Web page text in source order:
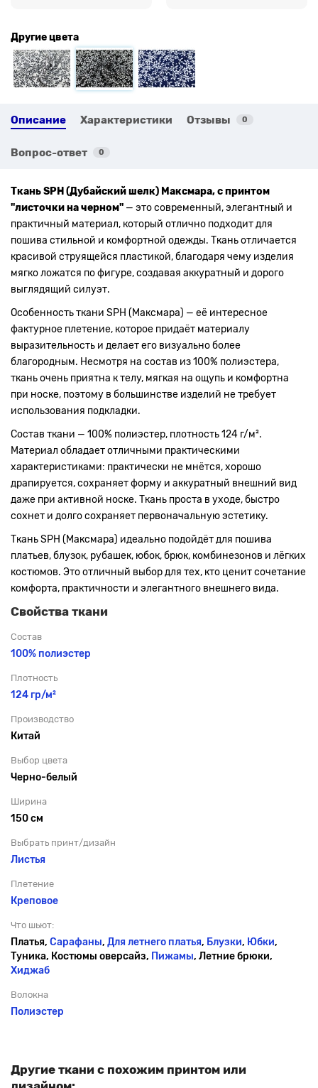
Другие цвета
Описание Характеристики Отзывы 0
Вопрос-ответ 0
Ткань SPH (Дубайский шелк) Максмара, с принтом
"листочки на черном" — это современный, элегантный и
практичный материал, который отлично подходит для
пошива стильной и комфортной одежды. Ткань отличается
красивой струящейся пластикой, благодаря чему изделия
мягко ложатся по фигуре, создавая аккуратный и дорого
выглядящий силуэт.
Особенность ткани SPH (Максмара) — её интересное
фактурное плетение, которое придаёт материалу
выразительность и делает его визуально более
благородным. Несмотря на состав из 100% полиэстера,
ткань очень приятна к телу, мягкая на ощупь и комфортна
при носке, поэтому в большинстве изделий не требует
использования подкладки.
Состав ткани — 100% полиэстер, плотность 124 г/м².
Материал обладает отличными практическими
характеристиками: практически не мнётся, хорошо
драпируется, сохраняет форму и аккуратный внешний вид
даже при активной носке. Ткань проста в уходе, быстро
сохнет и долго сохраняет первоначальную эстетику.
Ткань SPH (Максмара) идеально подойдёт для пошива
платьев, блузок, рубашек, юбок, брюк, комбинезонов и лёгких
костюмов. Это отличный выбор для тех, кто ценит сочетание
комфорта, практичности и элегантного внешнего вида.
Свойства ткани
Состав
100% полиэстер
Плотность
124 гр/м²
Производство
Китай
Выбор цвета
Черно-белый
Ширина
150 см
Выбрать принт/дизайн
Листья
Плетение
Креповое
Что шьют:
Платья, Сарафаны, Для летнего платья, Блузки, Юбки,
Туника, Костюмы оверсайз, Пижамы, Летние брюки,
Хиджаб
Волокна
Полиэстер
Другие ткани с похожим принтом или